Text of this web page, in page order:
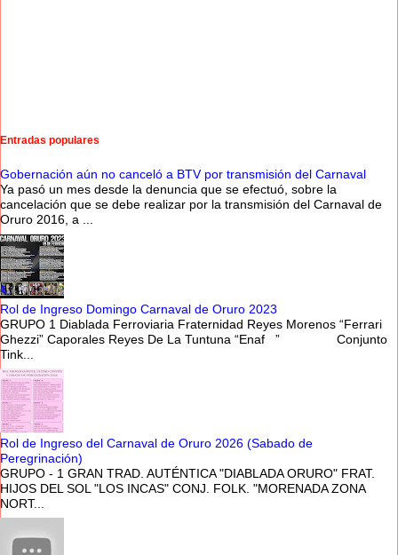
Entradas populares
Gobernación aún no canceló a BTV por transmisión del Carnaval
Ya pasó un mes desde la denuncia que se efectuó, sobre la
cancelación que se debe realizar por la transmisión del Carnaval de
Oruro 2016, a ...
Rol de Ingreso Domingo Carnaval de Oruro 2023
GRUPO 1 Diablada Ferroviaria Fraternidad Reyes Morenos “Ferrari
Ghezzi” Caporales Reyes De La Tuntuna “Enaf ” Conjunto
Tink...
Rol de Ingreso del Carnaval de Oruro 2026 (Sabado de
Peregrinación)
GRUPO - 1 GRAN TRAD. AUTÉNTICA "DIABLADA ORURO" FRAT.
HIJOS DEL SOL "LOS INCAS" CONJ. FOLK. "MORENADA ZONA
NORT...